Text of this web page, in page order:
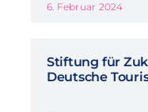
6. Februar 2024
Stiftung für
Deutsche